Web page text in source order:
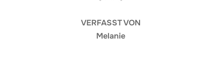
VERFASST VON
Melanie